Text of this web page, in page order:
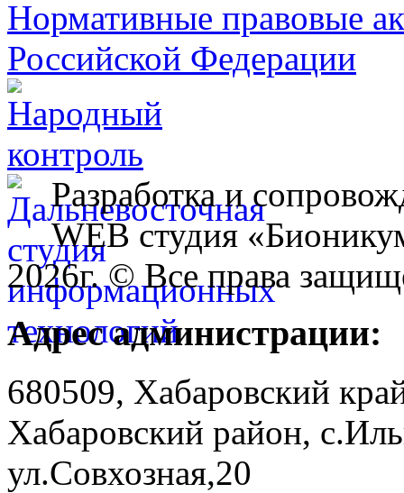
Разработка и
WEB студия
2026г. © Все права
Адрес администрации:
680509, Хабаровский
Хабаровский район,
ул.Совхозная,20